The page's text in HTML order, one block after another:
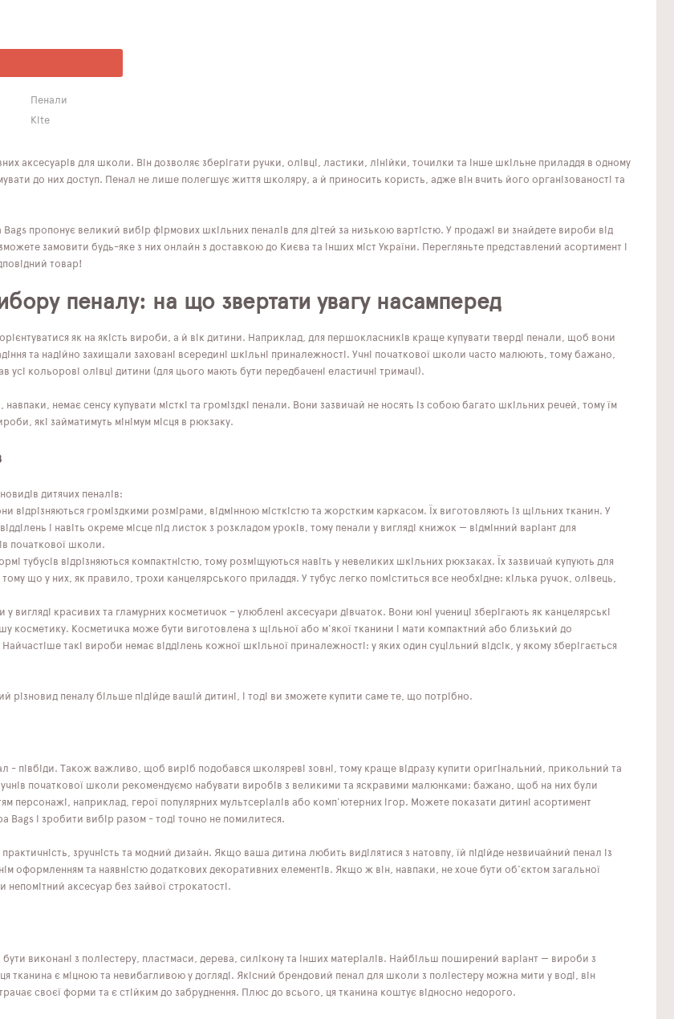
Пенали
Kite
аксесуарів для школи. Він дозволяє зберігати ручки, олівці, ластики, лінійки, точилки та інше шкільне приладдя в одному
до них доступ. Пенал не лише полегшує життя школяру, а й приносить користь, адже він вчить його організованості та
Bags пропонує великий вибір фірмових шкільних пеналів для дітей за низькою вартістю. У продажі ви знайдете вироби від
замовити будь-яке з них онлайн з доставкою до Києва та інших міст України. Перегляньте представлений асортимент і
товар!
пеналу: на що звертати увагу насамперед
як на якість вироби, а й вік дитини. Наприклад, для першокласників краще купувати тверді пенали, щоб вони
та надійно захищали заховані всередині шкільні приналежності. Учні початкової школи часто малюють, тому бажано,
усі кольорові олівці дитини (для цього мають бути передбачені еластичні тримачі).
немає сенсу купувати місткі та громіздкі пенали. Вони зазвичай не носять із собою багато шкільних речей, тому їм
які займатимуть мінімум місця в рюкзаку.
дитячих пеналів:
відрізняються громіздкими розмірами, відмінною місткістю та жорстким каркасом. Їх виготовляють із щільних тканин. У
і навіть окреме місце під листок з розкладом уроків, тому пенали у вигляді книжок — відмінний варіант для
початкової школи.
тубусів відрізняються компактністю, тому розміщуються навіть у невеликих шкільних рюкзаках. Їх зазвичай купують для
тому що у них, як правило, трохи канцелярського приладдя. У тубус легко поміститься все необхідне: кілька ручок, олівець,
вигляді красивих та гламурних косметичок – улюблені аксесуари дівчаток. Вони юні учениці зберігають як канцелярські
косметику. Косметичка може бути виготовлена ​​з щільної або м'якої тканини і мати компактний або близький до
такі вироби немає відділень кожної шкільної приналежності: у яких один суцільний відсік, у якому зберігається
різновид пеналу більше підійде вашій дитині, і тоді ви зможете купити саме те, що потрібно.
- півбіди. Також важливо, щоб виріб подобався школяреві зовні, тому краще відразу купити оригінальний, прикольний та
початкової школи рекомендуємо набувати виробів з великими та яскравими малюнками: бажано, щоб на них були
персонажі, наприклад, герої популярних мультсеріалів або комп'ютерних ігор. Можете показати дитині асортимент
Bags і зробити вибір разом - тоді точно не помилитеся.
практичність, зручність та модний дизайн. Якщо ваша дитина любить виділятися з натовпу, їй підійде незвичайний пенал із
оформленням та наявністю додаткових декоративних елементів. Якщо ж він, навпаки, не хоче бути об'єктом загальної
непомітний аксесуар без зайвої строкатості.
виконані з поліестеру, пластмаси, дерева, силікону та інших матеріалів. Найбільш поширений варіант — вироби з
тканина є міцною та невибагливою у догляді. Якісний брендовий пенал для школи з поліестеру можна мити у воді, він
своєї форми та є стійким до забруднення. Плюс до всього, ця тканина коштує відносно недорого.